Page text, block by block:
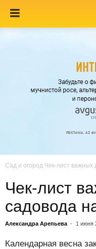
Сад и огород Чек-лист важных
Чек-лист
садовода
Александра Арепьева - 1 июня
Календарная весна